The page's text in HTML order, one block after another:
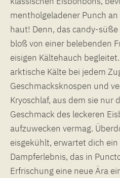
mentholgeladener Punch an
haut! Denn, das candy-
bloß von einer belebenden
eisigen Kältehauch
arktische Kälte bei jedem
Geschmacksknospen und
Kryoschlaf, aus dem sie nur
Geschmack des leckeren
aufzuwecken vermag.
eisgekühlt, erwartet dich
Dampferlebnis, das in
Erfrischung eine neue Ära